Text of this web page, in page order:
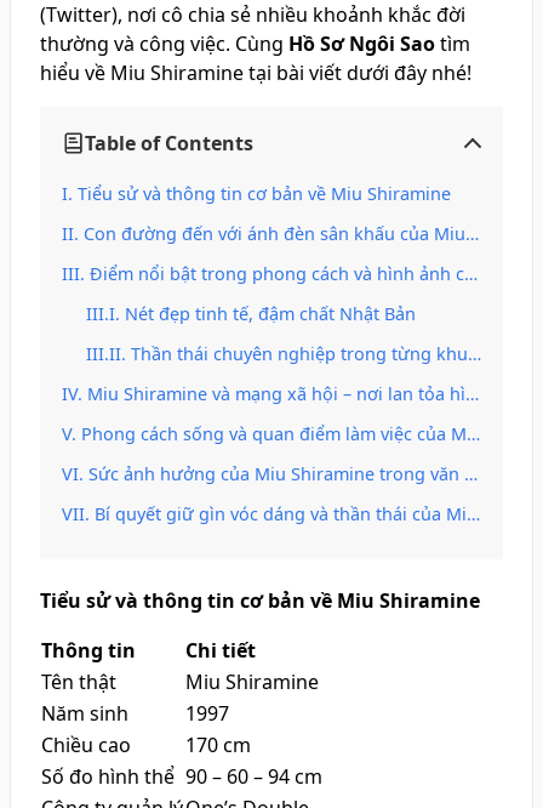
(Twitter), nơi cô chia sẻ nhiều khoảnh khắc đời
thường và công việc. Cùng Hồ Sơ Ngôi Saotìm
hiểu về Miu Shiramine tại bài viết dưới đây nhé!
Table of Contents
Tiểu sử và thông tin cơ bản về Miu Shiramine
Con đường đến với ánh đèn sân khấu của Miu Shiramine
Điểm nổi bật trong phong cách và hình ảnh của Miu Shiramine
Nét đẹp tinh tế, đậm chất Nhật Bản
Thần thái chuyên nghiệp trong từng khung hình
Miu Shiramine và mạng xã hội – nơi lan tỏa hình ảnh thương hiệu cá nhân
Phong cách sống và quan điểm làm việc của Miu Shiramine
Sức ảnh hưởng của Miu Shiramine trong văn hóa giải trí Nhật Bản
Bí quyết giữ gìn vóc dáng và thần thái của Miu Shiramine
Tiểu sử và thông tin cơ bản về Miu Shiramine
Thông tin
Chi tiết
Tên thật
Miu Shiramine
Năm sinh
1997
Chiều cao
170 cm
Số đo hình thể 90 – 60 – 94 cm